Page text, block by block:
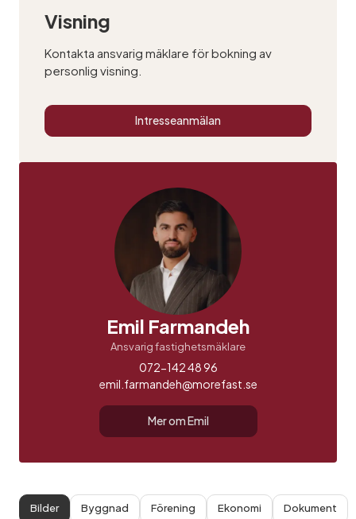
Visning
Kontakta ansvarig mäklare för bokning av
personlig visning.
Intresseanmälan
Emil Farmandeh
Ansvarig fastighetsmäklare
072-142 48 96
emil.farmandeh@morefast.se
Mer om Emil
Bilder Byggnad Förening Ekonomi Dokument